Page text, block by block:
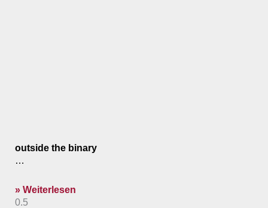
outside the binary
» Weiterlesen